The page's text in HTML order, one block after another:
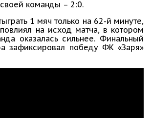
команды – 2:0.
1 мяч только на 62-й минуте,
на исход матча, в котором
оказалась сильнее. Финальный
зафиксировал победу ФК «Заря»